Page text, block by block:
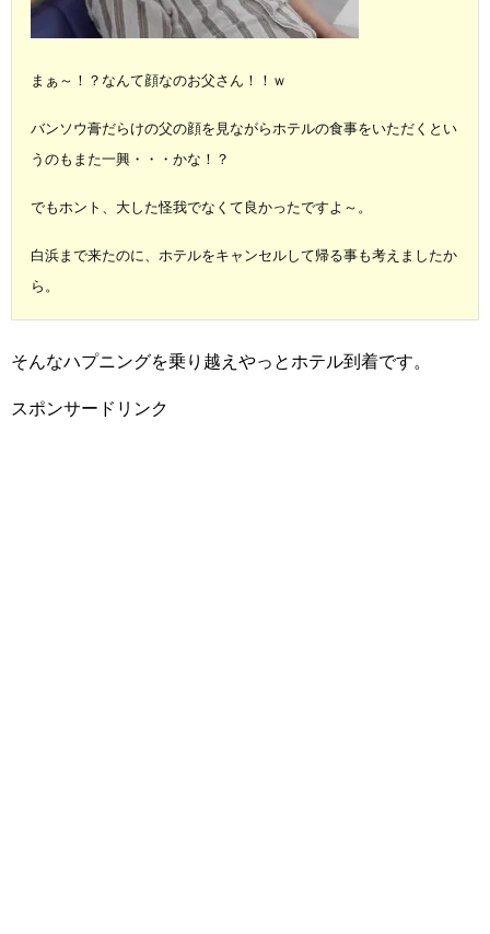
まぁ～！？なんて顔なのお父さん！！ｗ
バンソウ膏だらけの父の顔を見ながらホテルの食事をいただくとい
うのもまた一興・・・かな！？
でもホント、大した怪我でなくて良かったですよ～。
白浜まで来たのに、ホテルをキャンセルして帰る事も考えましたか
ら。
そんなハプニングを乗り越えやっとホテル到着です。
スポンサードリンク